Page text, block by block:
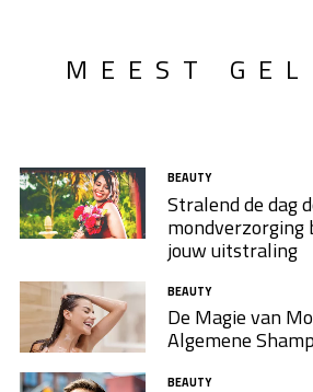
MEEST
BEAUTY
Stralend de dag
mondverzorging
jouw uitstraling
BEAUTY
De Magie van
Algemene
BEAUTY